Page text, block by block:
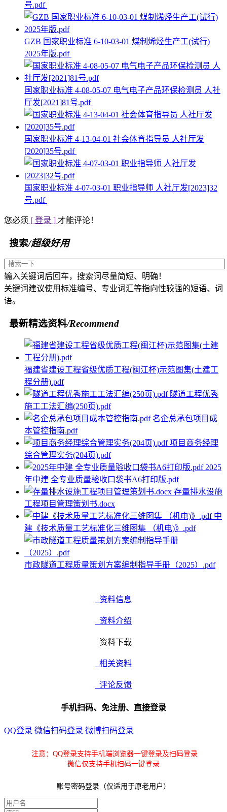
号.pdf
GZB 国家职业标准 6-10-03-01 煤制烯烃生产工(试行)
2025年版.pdf
国家职业标准 4-08-05-07 电气电子产品环保检测员 人社
厅发[2021]81号.pdf
国家职业标准 4-13-04-01 社会体育指导员 人社厅发
[2020]35号.pdf
国家职业标准 4-07-03-01 职业指导师 人社厅发[2023]32
号.pdf
您必须 [ 登录 ] 才能评论！
搜索/超级好用
输入关键词后回车，搜索词尽量简短、明确！
关键词建议使用标准编号、专业词汇等指向性较强的短语、词
语。
最新精选资料/Recommend
福建省建设工程省级优质工程(闽江杯)示范图集(土建工
程分册).pdf
隧道工程优秀
施工工法汇编(250页).pdf
名企总承包项目成
本管控指南.pdf
项目商务经理
综合管理实务(204页).pdf
2025
年中建 全专业质量验收口袋书A6打印版.pdf
存量排水设施
工程项目管理策划书.docx
中
建《技术质量工艺标准化三维图集 （机电)》.pdf
市政隧道工程质量策划方案编制指导手册（2025）.pdf
资料信息
资料介绍
资料下载
相关资料
评论反馈
手机扫码、免注册、直接登录
QQ登录 微信扫码登录 微博扫码登录
注意：QQ登录支持手机端浏览器一键登录及扫码登录
微信仅支持手机扫码一键登录
账号密码登录（仅适用于原老用户）